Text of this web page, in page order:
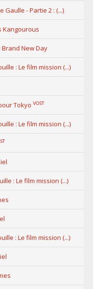
Gaulle - Partie 2 : (...)
Kangourous
Brand New Day
: Le film mission (...)
Tokyo VOST
: Le film mission (...)
: Le film mission (...)
: Le film mission (...)